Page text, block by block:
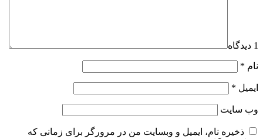
1 دیدگاه
نام *
ایمیل *
وب‌ سایت
ذخیره نام، ایمیل و وبسایت من در مرورگر برای زمانی که